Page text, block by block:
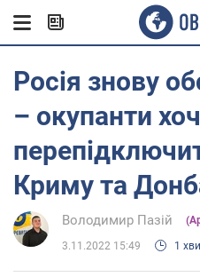
Росія знову
– окупанти
Криму та
Володимир Пазій
3.11.2022 15:49 1